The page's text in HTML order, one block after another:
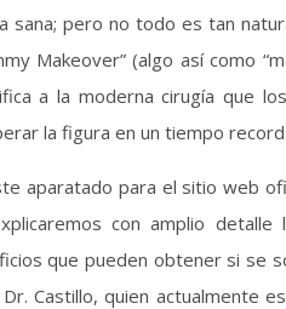
sana; pero no todo es tan
Makeover” (algo así como
a la moderna cirugía que
la figura en un tiempo record.
aparatado para el sitio web
con amplio
que pueden obtener si se
Castillo, quien actualmente